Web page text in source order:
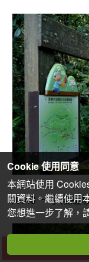
10:40一小段緩
Cookie 使用同意
本網站使用
關資料。繼續使用
您想進一步了解，